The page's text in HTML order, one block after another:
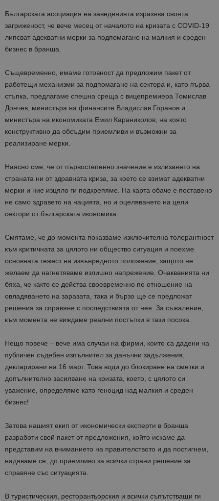
Българската асоциация на заведенията изразява своята
загриженост, че вече месец от началото на кризата с COVID-19
липсват адекватни мерки за подпомагане на малкия и среден
бизнес в бранша.
Същевременно, имаме готовност да предложим пакет от
работещи механизми за подпомагане на сектора и, като първа
стъпка, предлагаме спешна среща с вицепремиера Томислав
Дончев, министъра на финансите Владислав Горанов и
министъра на икономиката Емил Караниколов, на която
конструктивно да обсъдим приемливи и възможни за
реализиране мерки.
Наясно сме, че от първостепенно значение е излизането на
страната ни от здравната криза, за което се взимат адекватни
мерки и ние изцяло ги подкрепяме. На карта обаче е поставено
не само здравето на нацията, но и оцеляването на цели
сектори от българската икономика.
Смятаме, че до момента показваме изключителна толерантност
към критичната за цялото ни общество ситуация и поехме
основната тежест на извънредното положение, защото не
желаем да нагнетяваме излишно напрежение. Очакванията ни
бяха, че както се действа своевременно по отношение на
овладяването на заразата, така и бързо ще се предложат
решения за справяне с последствията от нея. За съжаление,
към момента не виждаме реални постъпки в тази посока.
Нещо повече – вече има случаи на фирми, които са дадени на
публичен съдебен изпълнител за данъчни задължения,
декларирани на 16 март. Това води до блокиране на сметки и
допълнително засилване на кризата, което, с цялото си
уважение, определяме като геноцид над малкия и среден
бизнес!
Затова нашият екип от икономически експерти в бранша
разработи свой пакет от предложения, който искаме да
представим на вниманието на правителството и да постигнем,
надяваме се, до приемливо за всички страни решение за
справяне със ситуацията.
В туристическия, ресторантьорския и всички съпътстващи ги